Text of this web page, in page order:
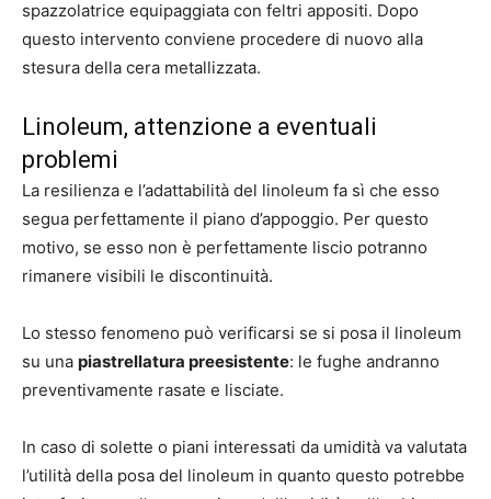
spazzolatrice equipaggiata con feltri appositi. Dopo
questo intervento conviene procedere di nuovo alla
stesura della cera metallizzata.
Linoleum, attenzione a eventuali
problemi
La resilienza e l’adattabilità del linoleum fa sì che esso
segua perfettamente il piano d’appoggio. Per questo
motivo, se esso non è perfettamente liscio potranno
rimanere visibili le discontinuità.
Lo stesso fenomeno può verificarsi se si posa il linoleum
su una piastrellatura preesistente: le fughe andranno
preventivamente rasate e lisciate.
In caso di solette o piani interessati da umidità va valutata
l’utilità della posa del linoleum in quanto questo potrebbe